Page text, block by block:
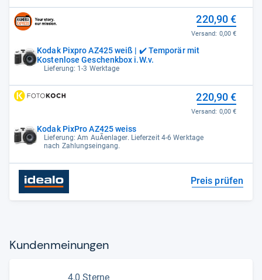
Kodak Pixpro AZ425 weiß | ✔️ Temporär mit
Kostenlose Geschenkbox i.W.v.
Lieferung: 1-3 Werktage
220,90 €
Versand: 0,00 €
Kodak PixPro AZ425 weiss
Lieferung: Am AuÃenlager. Lieferzeit 4-6 Werktage
nach Zahlungseingang.
220,90 €
Versand: 0,00 €
Preis prüfen
Kun­den­mei­nun­gen
4,0 Sterne